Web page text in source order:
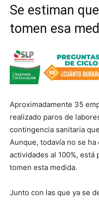
Se estiman
tomen esa
Aproximadamente 35
realizado paros de
contingencia sanitaria
Aunque, todavía no se
actividades al 100%,
tomen esta medida.
Junto con las que ya se